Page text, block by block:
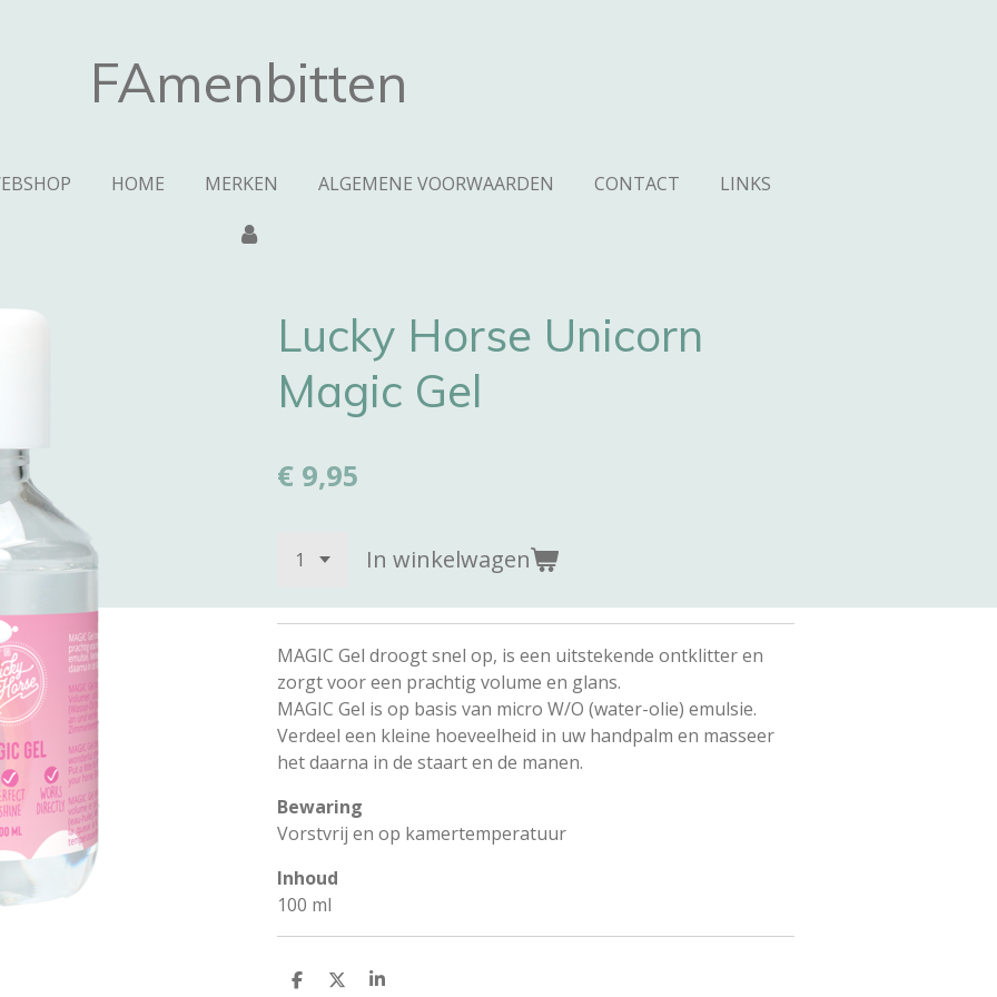
FAmenbitten
HOME MERKEN ALGEMENE VOORWAARDEN CONTACT LINKS
Lucky Horse Unicorn
Magic Gel
€ 9,95
In winkelwagen
MAGIC Gel droogt snel op, is een uitstekende ontklitter en
zorgt voor een prachtig volume en glans.
MAGIC Gel is op basis van micro W/O (water-olie) emulsie.
Verdeel een kleine hoeveelheid in uw handpalm en masseer
het daarna in de staart en de manen.
Bewaring
Vorstvrij en op kamertemperatuur
Inhoud
100 ml
D
D
S